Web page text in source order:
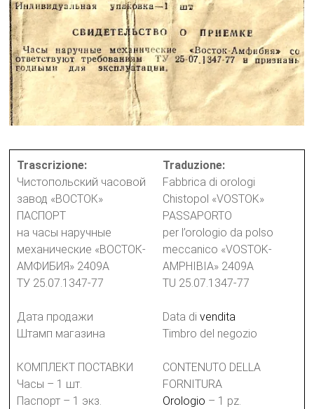
Trascrizione:
Чистопольский часовой
завод «ВОСТОК»
ПАСПОРТ
на часы наручные
механические «ВОСТОК-
АМФИБИЯ» 2409А
ТУ 25.07.1347-77
Дата продажи
Штамп магазина
КОМПЛЕКТ ПОСТАВКИ
Часы – 1 шт.
Паспорт – 1 экз.
Traduzione:
Fabbrica di orologi
Chistopol «VOSTOK»
PASSAPORTO
per l’orologio da polso
meccanico «VOSTOK-
AMPHIBIA» 2409A
TU 25.07.1347-77
Data di vendita
Timbro del negozio
CONTENUTO DELLA
FORNITURA
Orologio – 1 pz.